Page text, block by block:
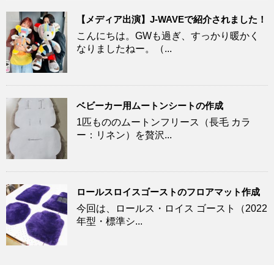
【メディア出演】J-WAVEで紹介されました！
こんにちは。GWも過ぎ、すっかり暖かく
なりましたねー。（...
ベビーカー用ムートンシートの作成
1匹もののムートンフリース（長毛 カラ
ー：リネン）を贅沢...
ロールスロイスゴーストのフロアマット作成
今回は、ロールス・ロイス ゴースト（2022
年型・標準シ...